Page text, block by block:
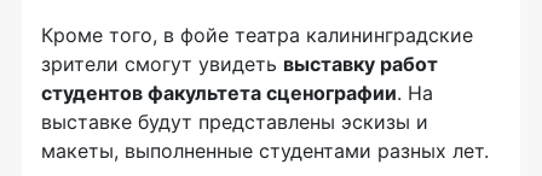
Кроме того, в фойе театра калининградские
зрители смогут увидеть выставку работ
студентов факультета сценографии. На
выставке будут представлены эскизы и
макеты, выполненные студентами разных лет.